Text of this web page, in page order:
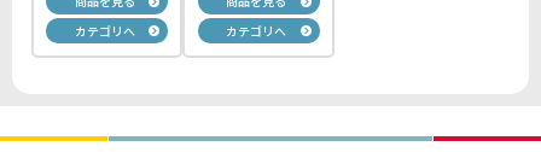
カテゴリへ
カテゴリへ